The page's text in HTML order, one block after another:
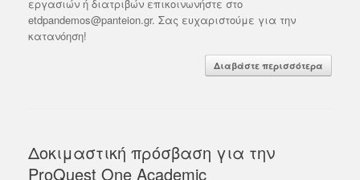
εργασιών ή διατριβών επικοινωνήστε στο
etdpandemos@panteion.gr. Σας ευχαριστούμε για την
κατανόηση!
Διαβάστε περισσότερα
Δοκιμαστική πρόσβαση για την
ProQuest One Academic